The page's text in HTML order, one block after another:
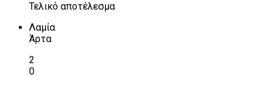
Τελικό αποτέλεσμα
Λαμία
Άρτα
2
0